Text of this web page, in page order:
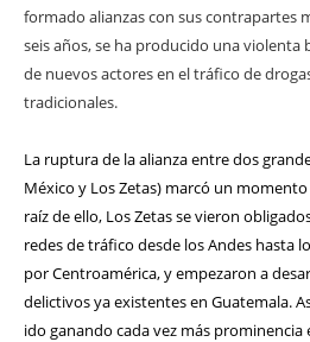
formado alianzas con sus contrapartes
seis años, se ha producido una
de nuevos actores en el tráfico de
tradicionales.
La ruptura de la alianza entre dos
México y Los Zetas) marcó un
raíz de ello, Los Zetas se vieron
redes de tráfico desde los Andes hasta
por Centroamérica, y empezaron a
delictivos ya existentes en Guatemala.
ido ganando cada vez más prominencia